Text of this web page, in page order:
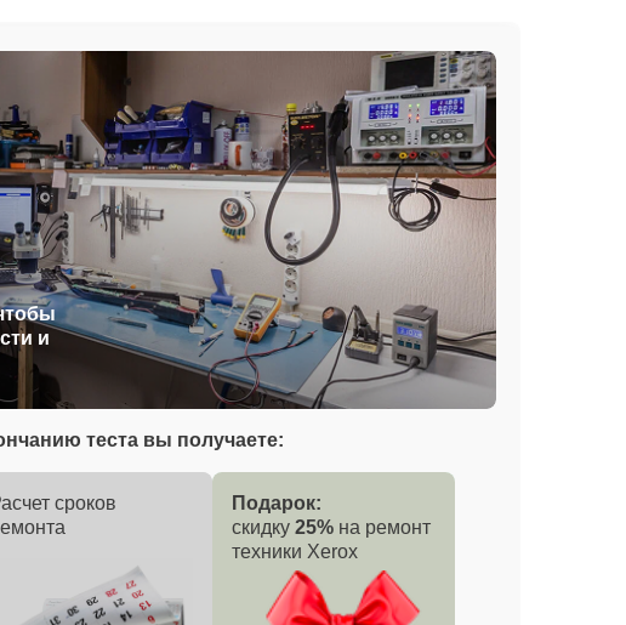
и
теста вы получаете:
сроков
Подарок:
скидку 25% на ремонт
техники Xerox